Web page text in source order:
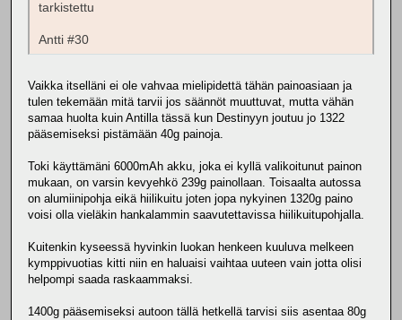
tarkistettu
Antti #30
Vaikka itselläni ei ole vahvaa mielipidettä tähän painoasiaan ja
tulen tekemään mitä tarvii jos säännöt muuttuvat, mutta vähän
samaa huolta kuin Antilla tässä kun Destinyyn joutuu jo 1322
pääsemiseksi pistämään 40g painoja.
Toki käyttämäni 6000mAh akku, joka ei kyllä valikoitunut painon
mukaan, on varsin kevyehkö 239g painollaan. Toisaalta autossa
on alumiinipohja eikä hiilikuitu joten jopa nykyinen 1320g paino
voisi olla vieläkin hankalammin saavutettavissa hiilikuitupohjalla.
Kuitenkin kyseessä hyvinkin luokan henkeen kuuluva melkeen
kymppivuotias kitti niin en haluaisi vaihtaa uuteen vain jotta olisi
helpompi saada raskaammaksi.
1400g pääsemiseksi autoon tällä hetkellä tarvisi siis asentaa 80g